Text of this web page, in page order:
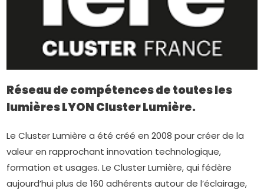
Réseau de compétences de toutes les
lumières LYON Cluster Lumière.
Le Cluster Lumière a été créé en 2008 pour créer de la
valeur en rapprochant innovation technologique,
formation et usages. Le Cluster Lumière, qui fédère
aujourd’hui plus de 160 adhérents autour de l’éclairage,